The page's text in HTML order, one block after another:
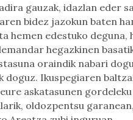
gauzak, idazlan eder
bidez jazokun baten
hemen edestuko
hegazkinen
oraindik nabari
doguz. Ikuspegiaren
askatasunen
oldozpentsu